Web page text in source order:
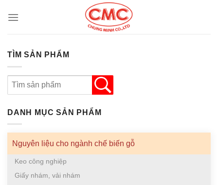
TÌM SẢN PHẨM
DANH MỤC SẢN PHẨM
Nguyên liệu cho ngành chế biến gỗ
Keo công nghiệp
Giấy nhám, vải nhám